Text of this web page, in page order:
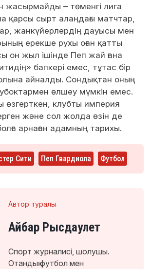
жасырмайды – төменгі лига
қарсы сырт алаңдағы матчтар,
жанкүйерлердің дауысы мен
ерекше рухы оған қатты
он жыл ішінде Пеп жай ғана
бапкері емес, тұтас бір
айналды. Сондықтан оның
өлшеу мүмкін емес.
өзгерткен, клубты империя
және сол жолда өзін де
арнаған адамның тарихы.
Сити Пеп Гвардиола Футбол
Автор туралы
Айбар Рысдаулет
Спорт журналисі, шолушы.
Отандық футбол мен